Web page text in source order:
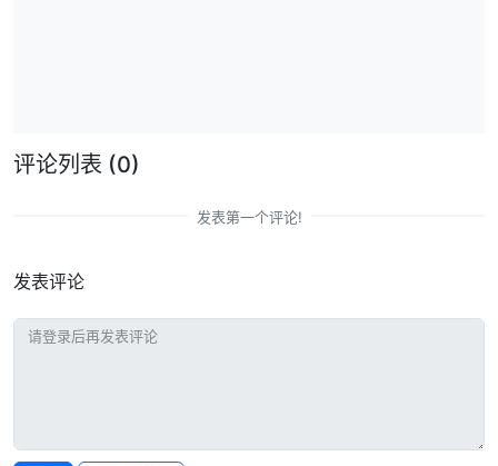
评论列表 (0)
发表第一个评论!
发表评论